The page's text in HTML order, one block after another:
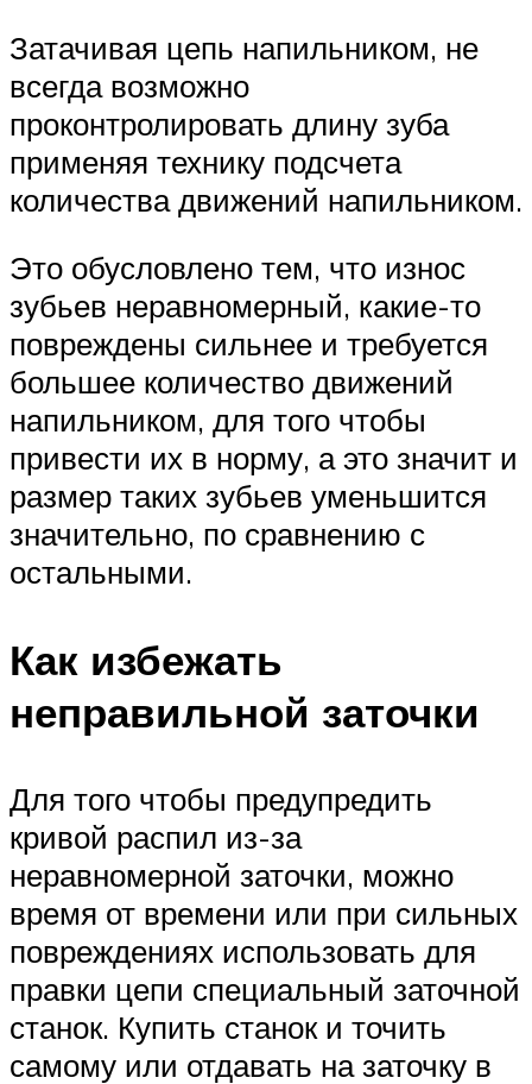
Затачивая цепь напильником, не
всегда возможно
проконтролировать длину зуба
применяя технику подсчета
количества движений напильником.
Это обусловлено тем, что износ
зубьев неравномерный, какие-то
повреждены сильнее и требуется
большее количество движений
напильником, для того чтобы
привести их в норму, а это значит и
размер таких зубьев уменьшится
значительно, по сравнению с
остальными.
Как избежать
неправильной заточки
Для того чтобы предупредить
кривой распил из-за
неравномерной заточки, можно
время от времени или при сильных
повреждениях использовать для
правки цепи специальный заточной
станок. Купить станок и точить
самому или отдавать на заточку в